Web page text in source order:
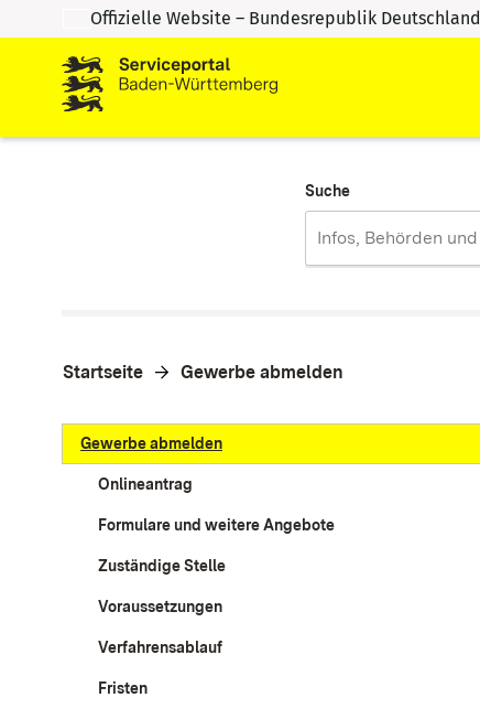
Zum Inhalt springen
Zur Suche springen
Offizielle Website – Bundesrepublik Deutschland
Suche
Startseite Gewerbe abmelden
Gewerbe abmelden
Onlineantrag
Formulare und weitere Angebote
Zuständige Stelle
Voraussetzungen
Verfahrensablauf
Fristen